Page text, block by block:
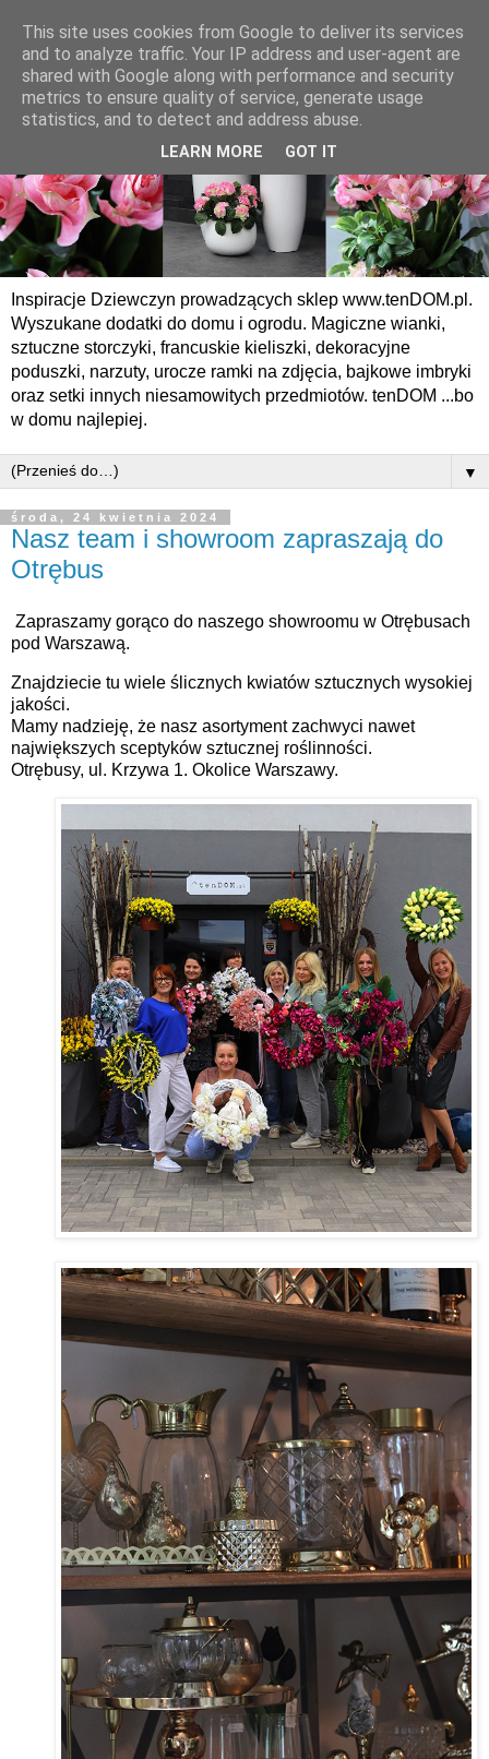
Inspiracje Dziewczyn prowadzących sklep www.tenDOM.pl.
Wyszukane dodatki do domu i ogrodu. Magiczne wianki,
sztuczne storczyki, francuskie kieliszki, dekoracyjne
poduszki, narzuty, urocze ramki na zdjęcia, bajkowe imbryki
oraz setki innych niesamowitych przedmiotów. tenDOM ...bo
w domu najlepiej.
▼
środa, 24 kwietnia 2024
Nasz team i showroom zapraszają do
Otrębus
Zapraszamy gorąco do naszego showroomu w Otrębusach
pod Warszawą.
Znajdziecie tu wiele ślicznych kwiatów sztucznych wysokiej
jakości.
Mamy nadzieję, że nasz asortyment zachwyci nawet
największych sceptyków sztucznej roślinności.
Otrębusy, ul. Krzywa 1. Okolice Warszawy.
This site uses cookies from Google to deliver its services
and to analyze traffic. Your IP address and user-agent are
shared with Google along with performance and security
metrics to ensure quality of service, generate usage
statistics, and to detect and address abuse.
LEARN MORE GOT IT